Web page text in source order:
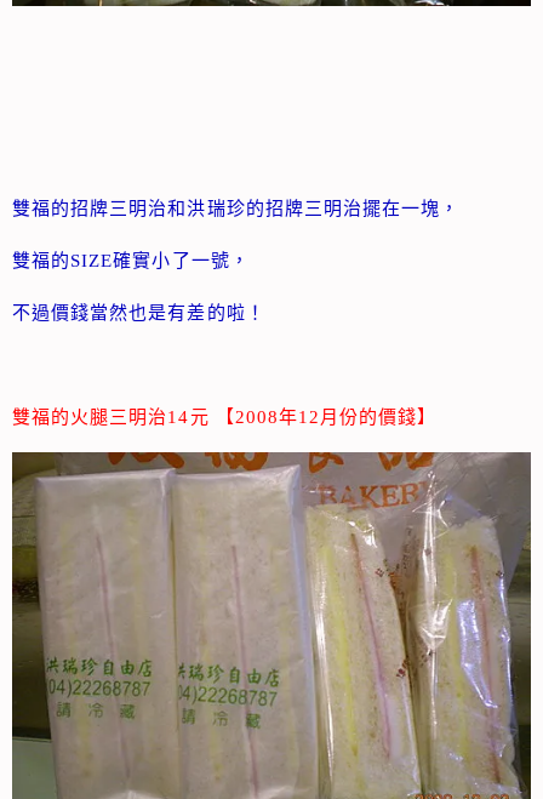
雙福的招牌三明治和洪瑞珍的招牌三明治擺在一塊，
雙福的SIZE確實小了一號，
不過價錢當然也是有差的啦！
雙福的火腿三明治14元 【2008年12月份的價錢】